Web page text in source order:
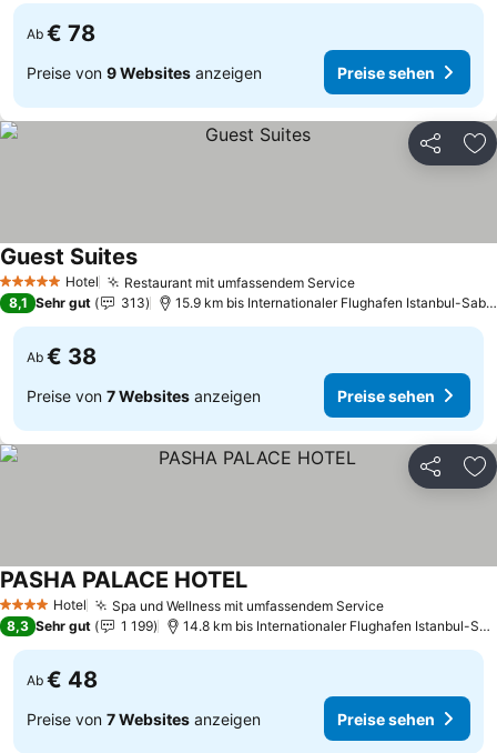
Ab € 78
Preise von 9 Websites anzeigen Preise sehen
Teilen
5 Sterne Hotel Restaurant mit umfassendem ServicePreise sehen
Guest SuitesPreise sehen
8,1 Sehr gut 313 15.9 km bis Internationaler Flughafen Istanbul-
Ab € 38
Preise von 7 Websites anzeigen Preise sehen
Teilen
4 Sterne Hotel Spa und Wellness mit umfassendem ServicePreise sehen
PASHA PALACE HOTELPreise sehen
8,3 Sehr gut 1 199 14.8 km bis Internationaler Flughafen Istanbul-
Ab € 48
Preise von 7 Websites anzeigen Preise sehen